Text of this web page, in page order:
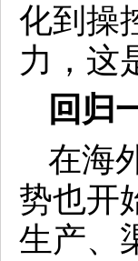
化到操
力，这
回归
在海
势也开
生产、